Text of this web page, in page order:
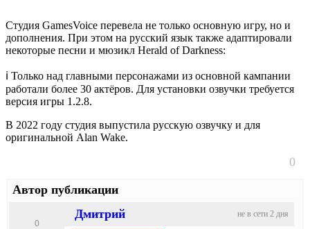
Студия GamesVoice перевела не только основную игру, но и
дополнения. При этом на русский язык также адаптировали
некоторые песни и мюзикл Herald of Darkness:
ℹ️ Только над главными персонажами из основной кампании
работали более 30 актёров. Для установки озвучки требуется
версия игры 1.2.8.
В 2022 году студия выпустила русскую озвучку и для
оригинальной Alan Wake.
0
Автор публикации
не в сети 2 дня
Дмитрий
0